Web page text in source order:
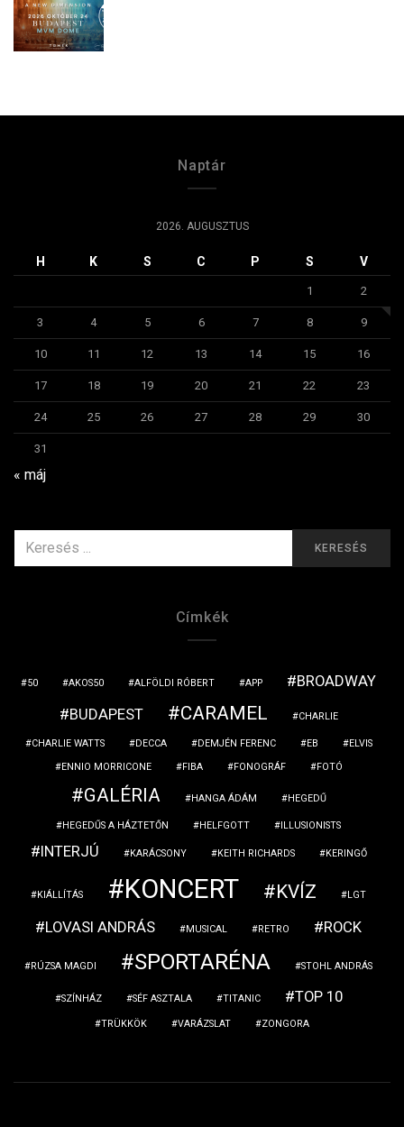
Naptár
2026. AUGUSZTUS
H K S C P S V
1 2
3 4 5 6 7 8 9
10 11 12 13 14 15 16
17 18 19 20 21 22 23
24 25 26 27 28 29 30
31
« máj
ERRE:
KERESÉS
Címkék
50 AKOS50 ALFÖLDI RÓBERT APP
BROADWAY
BUDAPEST
CARAMEL CHARLIE
CHARLIE WATTS DECCA DEMJÉN FERENC EB
ELVIS
ENNIO MORRICONE
FIBA FONOGRÁF FOTÓ
GALÉRIA HANGA ÁDÁM HEGEDŰ
HEGEDŰS A HÁZTETŐN HELFGOTT ILLUSIONISTS
INTERJÚ KARÁCSONY KEITH RICHARDS KERINGŐ
KIÁLLÍTÁS KONCERT KVÍZ LGT
LOVASI ANDRÁS MUSICAL RETRO ROCK
RÚZSA MAGDI SPORTARÉNA STOHL ANDRÁS
SZÍNHÁZ SÉF ASZTALA TITANIC TOP 10
TRÜKKÖK VARÁZSLAT ZONGORA